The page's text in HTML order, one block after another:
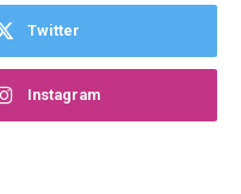
Twitter
Instagram